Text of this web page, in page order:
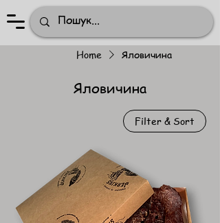
Home Яловичина
Яловичина
Filter & Sort